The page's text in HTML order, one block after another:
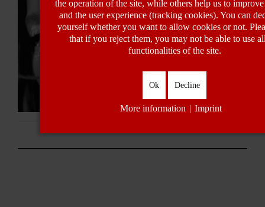
etapa con "MATADORA": fuerza,
identidad y empoderamiento en
estado puro
the operation of the site, while others help us to
and the user experience (tracking cookies). You can
yourself whether you want to allow cookies or not.
that if you reject them, you may not be able to use
functionalities of the site.
Ok Decline
More information | Imprint